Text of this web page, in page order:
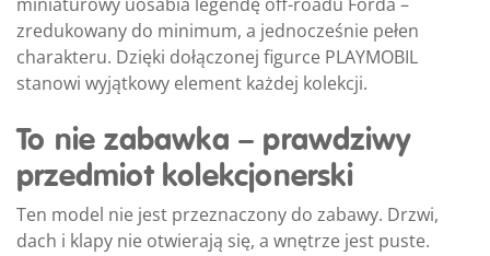
zredukowany do minimum, a jednocześnie pełen
charakteru. Dzięki dołączonej figurce PLAYMOBIL
stanowi wyjątkowy element każdej kolekcji.
To nie zabawka – prawdziwy
przedmiot kolekcjonerski
Ten model nie jest przeznaczony do zabawy. Drzwi,
dach i klapy nie otwierają się, a wnętrze jest puste.